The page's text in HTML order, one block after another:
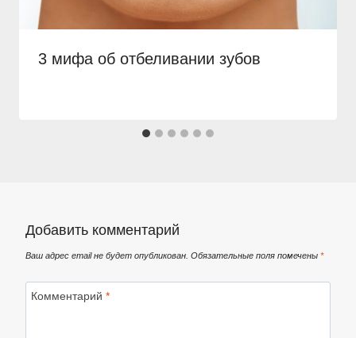
3 мифа об отбеливании зубов
Добавить комментарий
Ваш адрес email не будет опубликован. Обязательные поля помечены *
Комментарий *